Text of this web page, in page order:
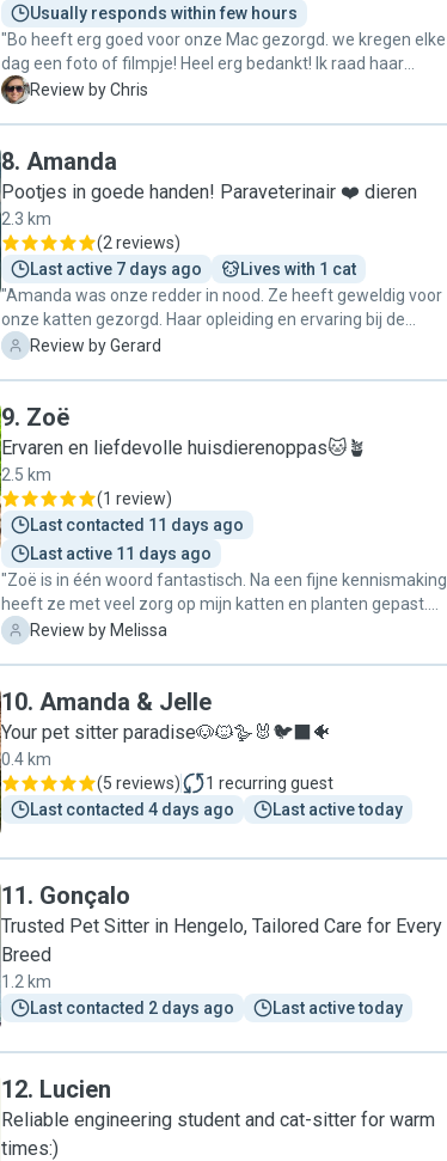
Usually responds within few hours
"Bo heeft erg goed voor onze Mac gezorgd. we kregen elke
dag een foto of filmpje! Heel erg bedankt! Ik raad haar
zeker aan als oppas voor je huisdier! En wij vragen haar
C Review by Chris
8. Amanda
Pootjes in goede handen! Paraveterinair ❤️ dieren
2.3 km
(2 reviews)
Last active 7 days ago
Lives with 1 cat
"Amanda was onze redder in nood. Ze heeft geweldig voor
onze katten gezorgd. Haar opleiding en ervaring bij de
dierenkliniek geeft ook vertrouwen dat als er wat aan de
katten wat een goed gevoel geeft en ze reageert snel op
een app-je. Zeer tevreden 👍 "
G Review by Gerard
9. Zoë
Ervaren en liefdevolle huisdierenoppas🐱🪴
2.5 km
(1 review)
Last contacted 11 days ago
Last active 11 days ago
"Zoë is in één woord fantastisch. Na een fijne kennismaking
heeft ze met veel zorg op mijn katten en planten gepast.
Ze is heel vriendelijk, betrouwbaar en liefdevol naar mijn
achtergelaten en mijn katten zagen er helemaal happy uit.
Kortom: ik kan haar aan iedereen aanbevelen!"
M Review by Melissa
10. Amanda & Jelle
Your pet sitter paradise🐶🐱🪿🐰🐦‍⬛🐠
0.4 km
(5 reviews) 1 recurring guest
Last contacted 4 days ago
Last active today
11. Gonçalo
Trusted Pet Sitter in Hengelo, Tailored Care for Every
Breed
1.2 km
Last contacted 2 days ago
Last active today
12. Lucien
Reliable engineering student and cat-sitter for warm
times:)